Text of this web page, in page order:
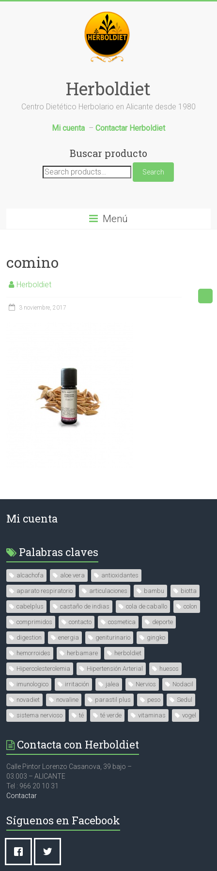
Herboldiet
Centro Dietético Herbolario en Alicante desde 1980
Mi cuenta – Contactar Herboldiet
Buscar producto
Search
for:
Search
Menú
comino
Herboldiet
3 noviembre, 2017
Mi cuenta
Palabras claves
alcachofa aloe vera antioxidantes
aparato respiratorio articulaciones bambu biotta
cabelplus castaño de indias cola de caballo colon
comprimidos contacto cosmetica deporte
digestion energia geniturinario gingko
hemorroides herbamare herboldiet
Hipercolesterolemia Hipertensión Arterial huesos
imunologico irritación jalea Nervios Nodacil
novadiet novaline parastil plus peso Sedul
sistema nervioso té té verde vitaminas vogel
Contacta con Herboldiet
Calle Pintor Lorenzo Casanova, 39 bajo –
03.003 – ALICANTE
Tel : 966 20 10 31
Contactar
Síguenos en Facebook